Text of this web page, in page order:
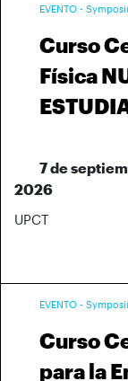
EVENTO -
Curso
Física
7 de
2026
UPCT
EVENTO -
Curso
para la